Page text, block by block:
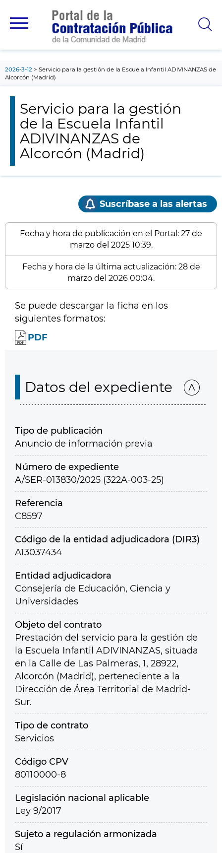
principal
2026-3-12
Servicio para la gestión de la Escuela Infantil ADIVINANZAS de
Alcorcón (Madrid)
Servicio para la gestión
de la Escuela Infantil
ADIVINANZAS de
Alcorcón (Madrid)
Suscríbase a las alertas
Fecha y hora de publicación en el Portal: 27 de
marzo del 2025 10:39.
Fecha y hora de la última actualización: 28 de
marzo del 2026 00:04.
Se puede descargar la ficha en los
siguientes formatos:
PDF
Datos del expediente
Tipo de publicación
Anuncio de información previa
Número de expediente
A/SER-013830/2025 (322A-003-25)
Referencia
C8597
Código de la entidad adjudicadora (DIR3)
A13037434
Entidad adjudicadora
Consejería de Educación, Ciencia y
Universidades
Objeto del contrato
Prestación del servicio para la gestión de
la Escuela Infantil ADIVINANZAS, situada
en la Calle de Las Palmeras, 1, 28922,
Alcorcón (Madrid), perteneciente a la
Dirección de Área Territorial de Madrid-
Sur.
Tipo de contrato
Servicios
Código CPV
80110000-8
Legislación nacional aplicable
Ley 9/2017
Sujeto a regulación armonizada
Sí